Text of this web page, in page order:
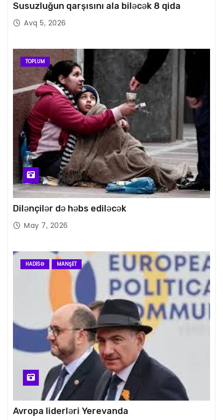
Susuzluğun qarşısını ala biləcək 8 qida
Avq 5, 2026
TOPLUM
Dilənçilər də həbs ediləcək
May 7, 2026
HADISƏ MANŞET
Avropa liderləri Yerevanda